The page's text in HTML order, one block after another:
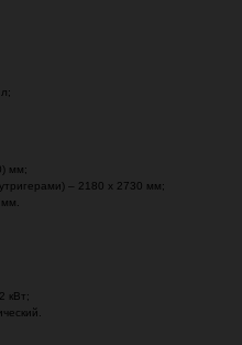
мм;
– 2180 х 2730 мм;
кВт;